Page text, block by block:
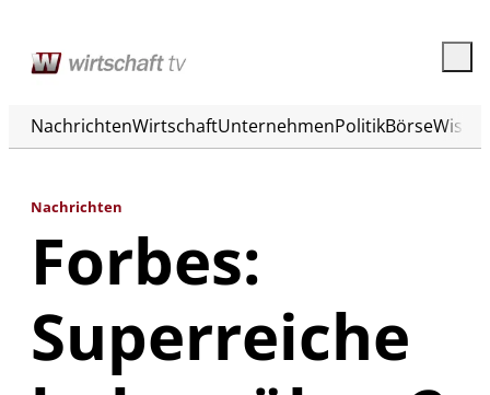
NachrichtenWirtschaftUnternehmenPolitikBörse
Nachrichten
Forbes:
Superreiche